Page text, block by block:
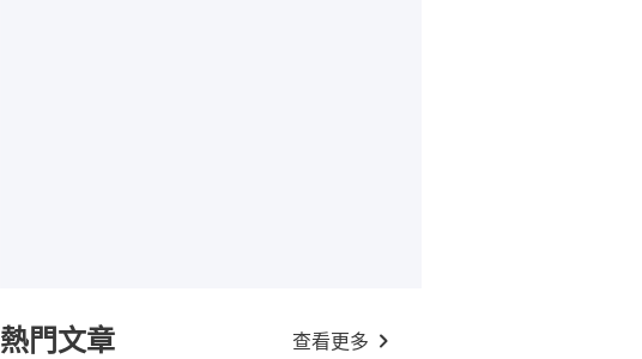
熱門文章 查看更多